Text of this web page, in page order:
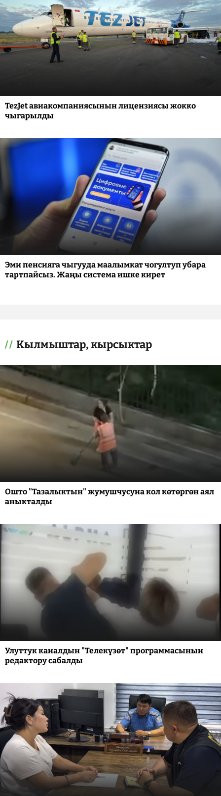
TezJet авиакомпаниясынын лицензиясы жокко
чыгарылды
Эми пенсияга чыгууда маалымкат чогултуп убара
тартпайсыз. Жаңы система ишке кирет
Кылмыштар, кырсыктар
Ошто "Тазалыктын" жумушчусуна кол көтөргөн аял
аныкталды
Улуттук каналдын "Телекүзөт" программасынын
редактору сабалды